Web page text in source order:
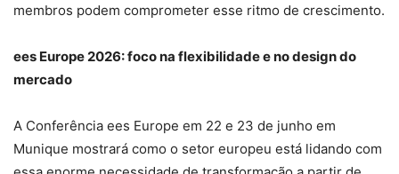
membros podem comprometer esse ritmo de crescimento.
ees Europe 2026: foco na flexibilidade e no design do
mercado
A Conferência ees Europe em 22 e 23 de junho em
Munique mostrará como o setor europeu está lidando com